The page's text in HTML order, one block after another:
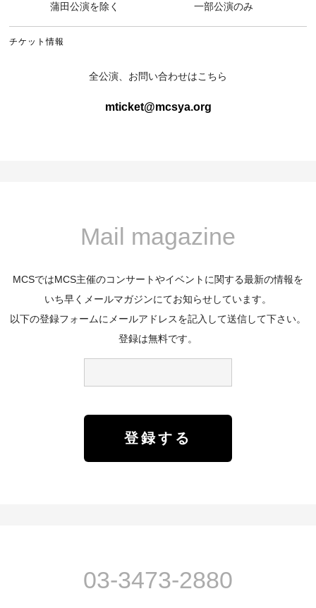
蒲田公演を除く 一部公演のみ
チケット情報
全公演、お問い合わせはこちら
mticket@mcsya.org
Mail magazine
MCSではMCS主催のコンサートやイベントに関する最新の情報を
いち早くメールマガジンにてお知らせしています。
以下の登録フォームにメールアドレスを記入して送信して下さい。
登録は無料です。
03-3473-2880